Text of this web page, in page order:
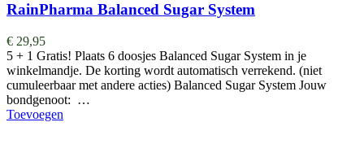
RainPharma Balanced Sugar System
€ 29,95
5 + 1 Gratis! Plaats 6 doosjes Balanced Sugar System in je
winkelmandje. De korting wordt automatisch verrekend. (niet
cumuleerbaar met andere acties) Balanced Sugar System Jouw
bondgenoot: …
Toevoegen